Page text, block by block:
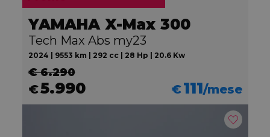
YAMAHA X-Max 300
Tech Max Abs my23
2024 | 9553 km | 292 cc | 28 Hp | 20.6 Kw
€ 6.290
€5.990 €111/mese